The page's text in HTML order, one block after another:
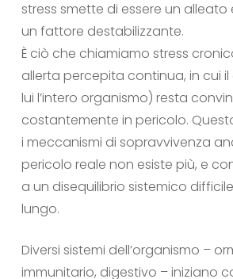
stress smette di essere un alleato
un fattore destabilizzante.
È ciò che chiamiamo stress
allerta percepita continua, in cui
lui l’intero organismo) resta
costantemente in pericolo.
i meccanismi di sopravvivenza
pericolo reale non esiste più, e
a un disequilibrio sistemico
lungo.
Diversi sistemi dell’organismo –
immunitario, digestivo – iniziano